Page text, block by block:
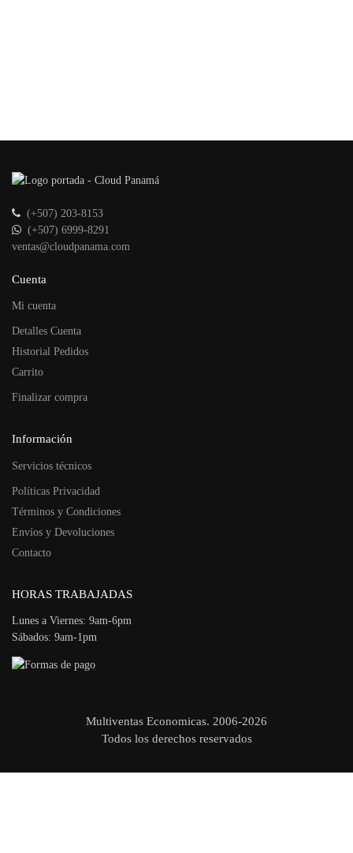
(+507) 203-8153
(+507) 6999-8291
ventas@cloudpanama.com
Cuenta
Mi cuenta
Detalles Cuenta
Historial Pedidos
Carrito
Finalizar compra
Información
Servicios técnicos
Políticas Privacidad
Términos y Condiciones
Envíos y Devoluciones
Contacto
HORAS TRABAJADAS
Lunes a Viernes: 9am-6pm
Sábados: 9am-1pm
Multiventas Economicas. 2006-2026
Todos los derechos reservados